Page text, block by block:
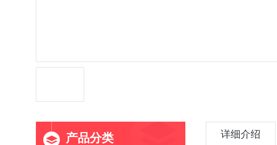
产品分类 详细介绍